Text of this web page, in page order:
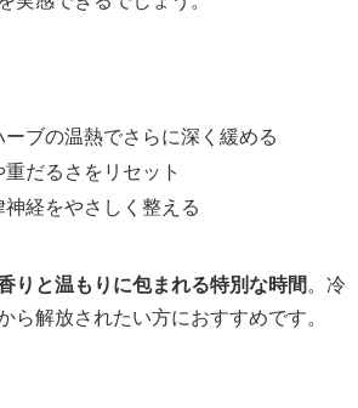
ブの温熱でさらに深く緩める
だるさをリセット
経をやさしく整える
りと温もりに包まれる特別な時間 。冷
ら解放されたい方におすすめです。